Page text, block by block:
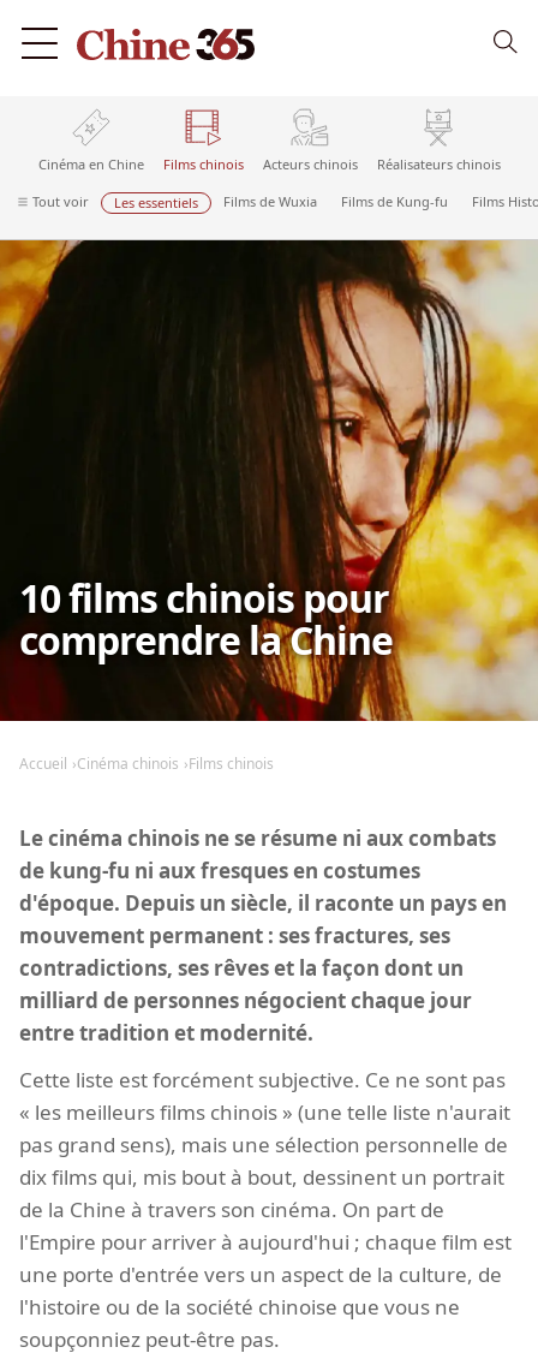
Cinéma en Chine Films chinois Acteurs chinois Réalisateurs chinois
Tout voir Les essentiels Films de Wuxia Films de Kung-fu Films
10 films chinois pour
comprendre la Chine
Accueil Cinéma chinois Films chinois
Le cinéma chinois ne se résume ni aux combats
de kung-fu ni aux fresques en costumes
d'époque. Depuis un siècle, il raconte un pays en
mouvement permanent : ses fractures, ses
contradictions, ses rêves et la façon dont un
milliard de personnes négocient chaque jour
entre tradition et modernité.
Cette liste est forcément subjective. Ce ne sont pas
« les meilleurs films chinois » (une telle liste n'aurait
pas grand sens), mais une sélection personnelle de
dix films qui, mis bout à bout, dessinent un portrait
de la Chine à travers son cinéma. On part de
l'Empire pour arriver à aujourd'hui ; chaque film est
une porte d'entrée vers un aspect de la culture, de
l'histoire ou de la société chinoise que vous ne
soupçonniez peut-être pas.